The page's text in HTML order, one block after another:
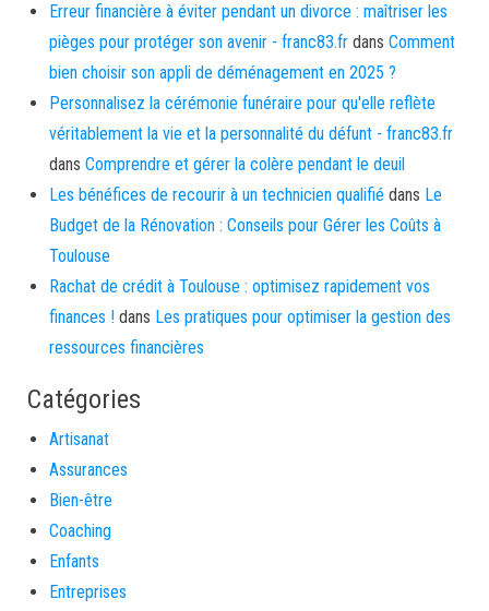
Erreur financière à éviter pendant un divorce : maîtriser les
pièges pour protéger son avenir - franc83.fr dans Comment
bien choisir son appli de déménagement en 2025 ?
Personnalisez la cérémonie funéraire pour qu'elle reflète
véritablement la vie et la personnalité du défunt - franc83.fr
dans Comprendre et gérer la colère pendant le deuil
Les bénéfices de recourir à un technicien qualifié dans Le
Budget de la Rénovation : Conseils pour Gérer les Coûts à
Toulouse
Rachat de crédit à Toulouse : optimisez rapidement vos
finances ! dans Les pratiques pour optimiser la gestion des
ressources financières
Catégories
Artisanat
Assurances
Bien-être
Coaching
Enfants
Entreprises